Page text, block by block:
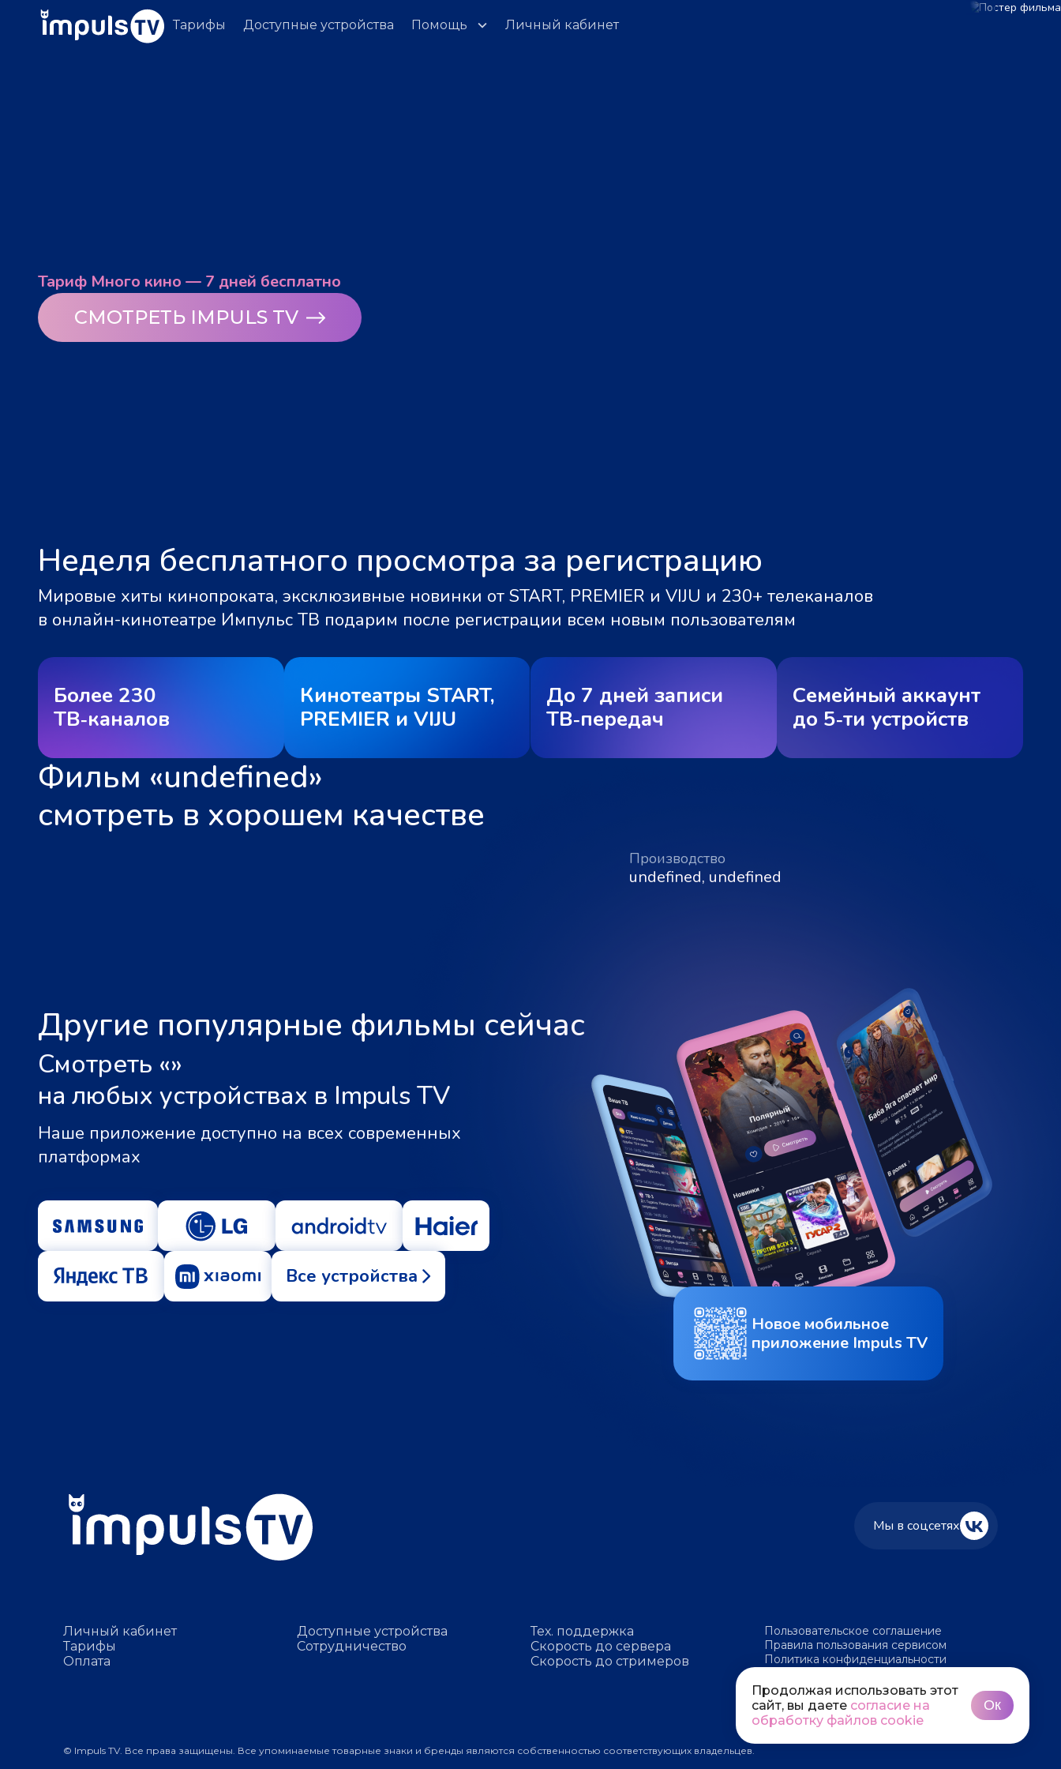
Тарифы Доступные устройства Помощь Личный кабинет
Тариф Много кино — 7 дней бесплатно
СМОТРЕТЬ IMPULS TV
Неделя бесплатного просмотра за регистрацию
Мировые хиты кинопроката, эксклюзивные новинки от START, PREMIER и VIJU и 230+ телеканалов
в онлайн-кинотеатре Импульс ТВ подарим после регистрации всем новым пользователям
Более 230
ТВ‑каналов
Кинотеатры START,
PREMIER и VIJU
До 7 дней записи
ТВ‑передач
Семейный аккаунт
до 5‑ти устройств
Фильм «undefined»
смотреть в хорошем качестве
Производство
undefined, undefined
Другие популярные фильмы сейчас
Смотреть «»
на любых устройствах в Impuls TV
Наше приложение доступно на всех современных
платформах
Все устройства
Новое мобильное
приложение Impuls TV
Мы в соцсетях
Личный кабинет
Тарифы
Оплата
Доступные устройства
Сотрудничество
Тех. поддержка
Скорость до сервера
Скорость до стримеров
Пользовательское соглашение
Правила пользования сервисом
Политика конфиденциальности
© Impuls TV. Все права защищены. Все упоминаемые товарные знаки и бренды являются собственностью соответствующих владельцев.
Продолжая использовать этот
сайт, вы даете согласие на
обработку файлов cookie
Ок